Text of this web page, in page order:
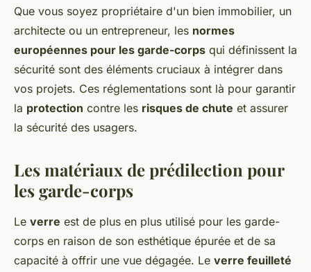
Normes européennes pour les
garde-corps : ce que vous
devez connaître
Antoine•27 avril 2024•2 min de lecture
Que vous soyez propriétaire d'un bien immobilier, un
architecte ou un entrepreneur, les normes
européennes pour les garde-corps qui définissent la
sécurité sont des éléments cruciaux à intégrer dans
vos projets. Ces réglementations sont là pour garantir
la protection contre les risques de chute et assurer
la sécurité des usagers.
Les matériaux de prédilection pour
les garde-corps
Le verre est de plus en plus utilisé pour les garde-
corps en raison de son esthétique épurée et de sa
capacité à offrir une vue dégagée. Le verre feuilleté